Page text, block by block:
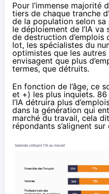
Pour l’immense majorité
tiers de chaque tranche
de la population selon sa
le déploiement de l’IA
de destruction d’emplois
lot, les spécialistes du
optimistes que les autres
envisagent que plus
termes, que détruits.
En fonction de l’âge, ce
et +) les plus inquiets.
l’IA détruira plus
dans la génération qui
marché du travail, cela
répondants s’alignent